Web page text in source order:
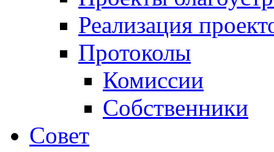
Реализация
Протоколы
Комиссии
Собственники
Совет